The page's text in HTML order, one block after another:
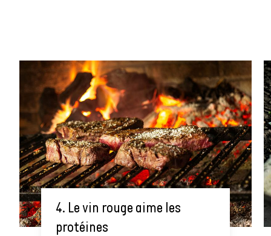
4. Le vin rouge aime les
protéines